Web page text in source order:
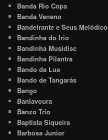
Banda Rio Copa
Banda Veneno
Bandeirante e Seus
Bandinha do Irio
Bandinha Musidisc
Bandinha Pilantra
Bando da Lua
Bando de Tangarás
Bango
Banlavoura
Banzo Trio
Baptista Siqueira
Barbosa Junior